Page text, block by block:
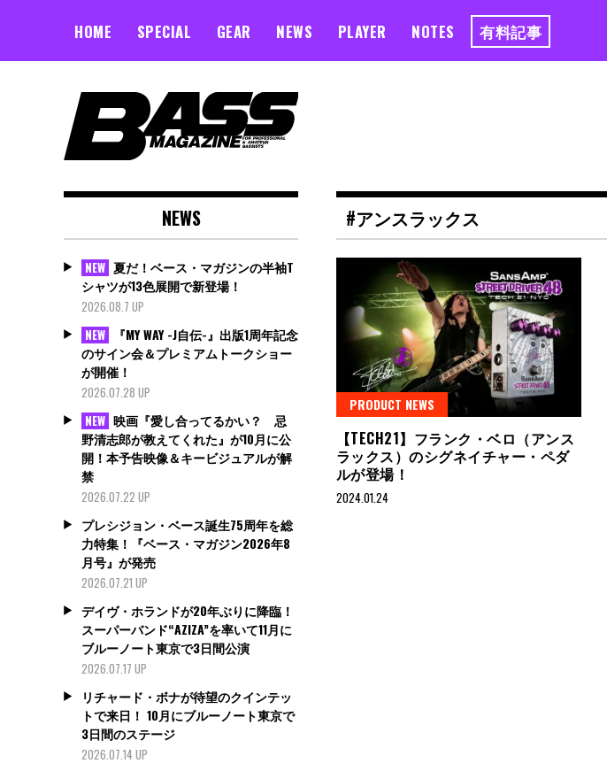
HOME SPECIAL GEAR NEWS PLAYER NOTES 有料記事
#アンスラックス
PRODUCT NEWS
【TECH21】フランク・ベロ（アンス
ラックス）のシグネイチャー・ペダ
ルが登場！
2024.01.24
NEWS
NEW 夏だ！ベース・マガジンの半袖T
シャツが13色展開で新登場！
2026.08.7 UP
NEW
『MY WAY -J自伝-』出版1周年記念
のサイン会＆プレミアムトークショー
が開催！
2026.07.28 UP
NEW 映画『愛し合ってるかい？ 忌
野清志郎が教えてくれた』が10月に公
開！本予告映像＆キービジュアルが解
禁
2026.07.22 UP
プレシジョン・ベース誕生75周年を総
力特集！『ベース・マガジン2026年8
月号』が発売
2026.07.21 UP
デイヴ・ホランドが20年ぶりに降臨！
スーパーバンド“AZIZA”を率いて11月に
ブルーノート東京で3日間公演
2026.07.17 UP
リチャード・ボナが待望のクインテッ
トで来日！ 10月にブルーノート東京で
3日間のステージ
2026.07.14 UP